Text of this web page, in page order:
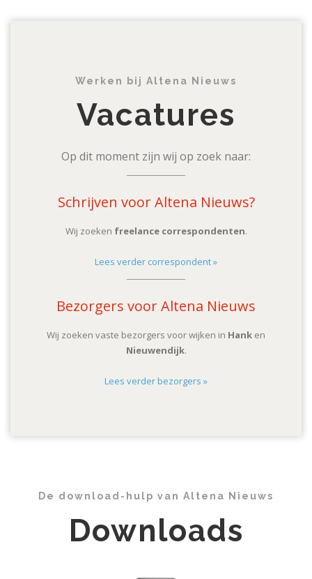
Werken bij Altena Nieuws
Vacatures
Op dit moment zijn wij op zoek naar:
Schrijven voor Altena Nieuws?
Wij zoeken freelance correspondenten.
Lees verder correspondent »
Bezorgers voor Altena Nieuws
Wij zoeken vaste bezorgers voor wijken in Hank en
Nieuwendijk.
Lees verder bezorgers »
De download-hulp van Altena Nieuws
Downloads